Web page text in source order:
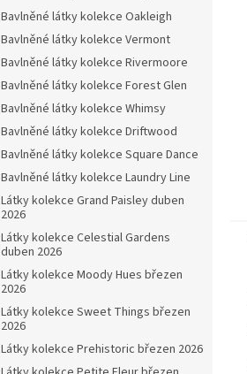
Bavlněné látky kolekce Oakleigh
Bavlněné látky kolekce Vermont
Bavlněné látky kolekce Rivermoore
Bavlněné látky kolekce Forest Glen
Bavlněné látky kolekce Whimsy
Bavlněné látky kolekce Driftwood
Bavlněné látky kolekce Square Dance
Bavlněné látky kolekce Laundry Line
Látky kolekce Grand Paisley duben
2026
Látky kolekce Celestial Gardens
duben 2026
Látky kolekce Moody Hues březen
2026
Látky kolekce Sweet Things březen
2026
Látky kolekce Prehistoric březen 2026